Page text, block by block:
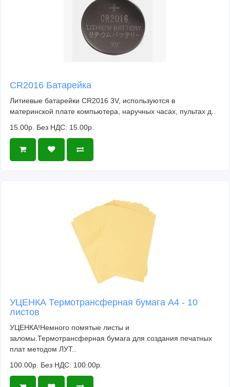
CR2016 Батарейка
Литиевые батарейки CR2016 3V, используются в
материнской плате компьютера, наручных часах, пультах д..
15.00р. Без НДС: 15.00р.
УЦЕНКА Термотрансферная бумага А4 - 10
листов
УЦЕНКА!Немного помятые листы и
заломы.Термотрансферная бумага для создания печатных
плат методом ЛУТ..
100.00р. Без НДС: 100.00р.